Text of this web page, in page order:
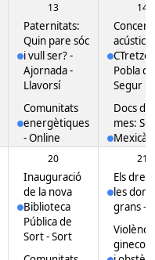
de
Sort
13
Paternitats:
Quin pare sóc
i vull ser? -
Ajornada-
Llavorsí
Comunitats
energètiques
- Online
14
acústics
CTretze
Pobla de
Segur
Docs del
mes:
Mexicà
Esterri
20
Inauguració
de la nova
Biblioteca
Pública de
Sort- Sort
21
Els
les
grans-
Violència